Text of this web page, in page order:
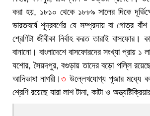
করা হয়, ১৮১০ থেকে ১৮৮৯ সালের দিকে
ভারতবর্ষে শূদ্রবর্ণের যে সম্প্রদায় বা গোত্র
শ্রেণিটা জীবীকা নির্বাহ করত তারাই
বানানো। বাংলাদেশে বাসফোরদের সংখ্যা প্রায় ১
যশোর, সৈয়দপুর, বগুড়ায় তাদের বড়ো পল্লি
আদিভাষা নাগরী।৩ উল্লেখযোগ্য পূজার মধ্যে
শ্রেণি রয়েছে যারা লাশ টানা, কাটা ও